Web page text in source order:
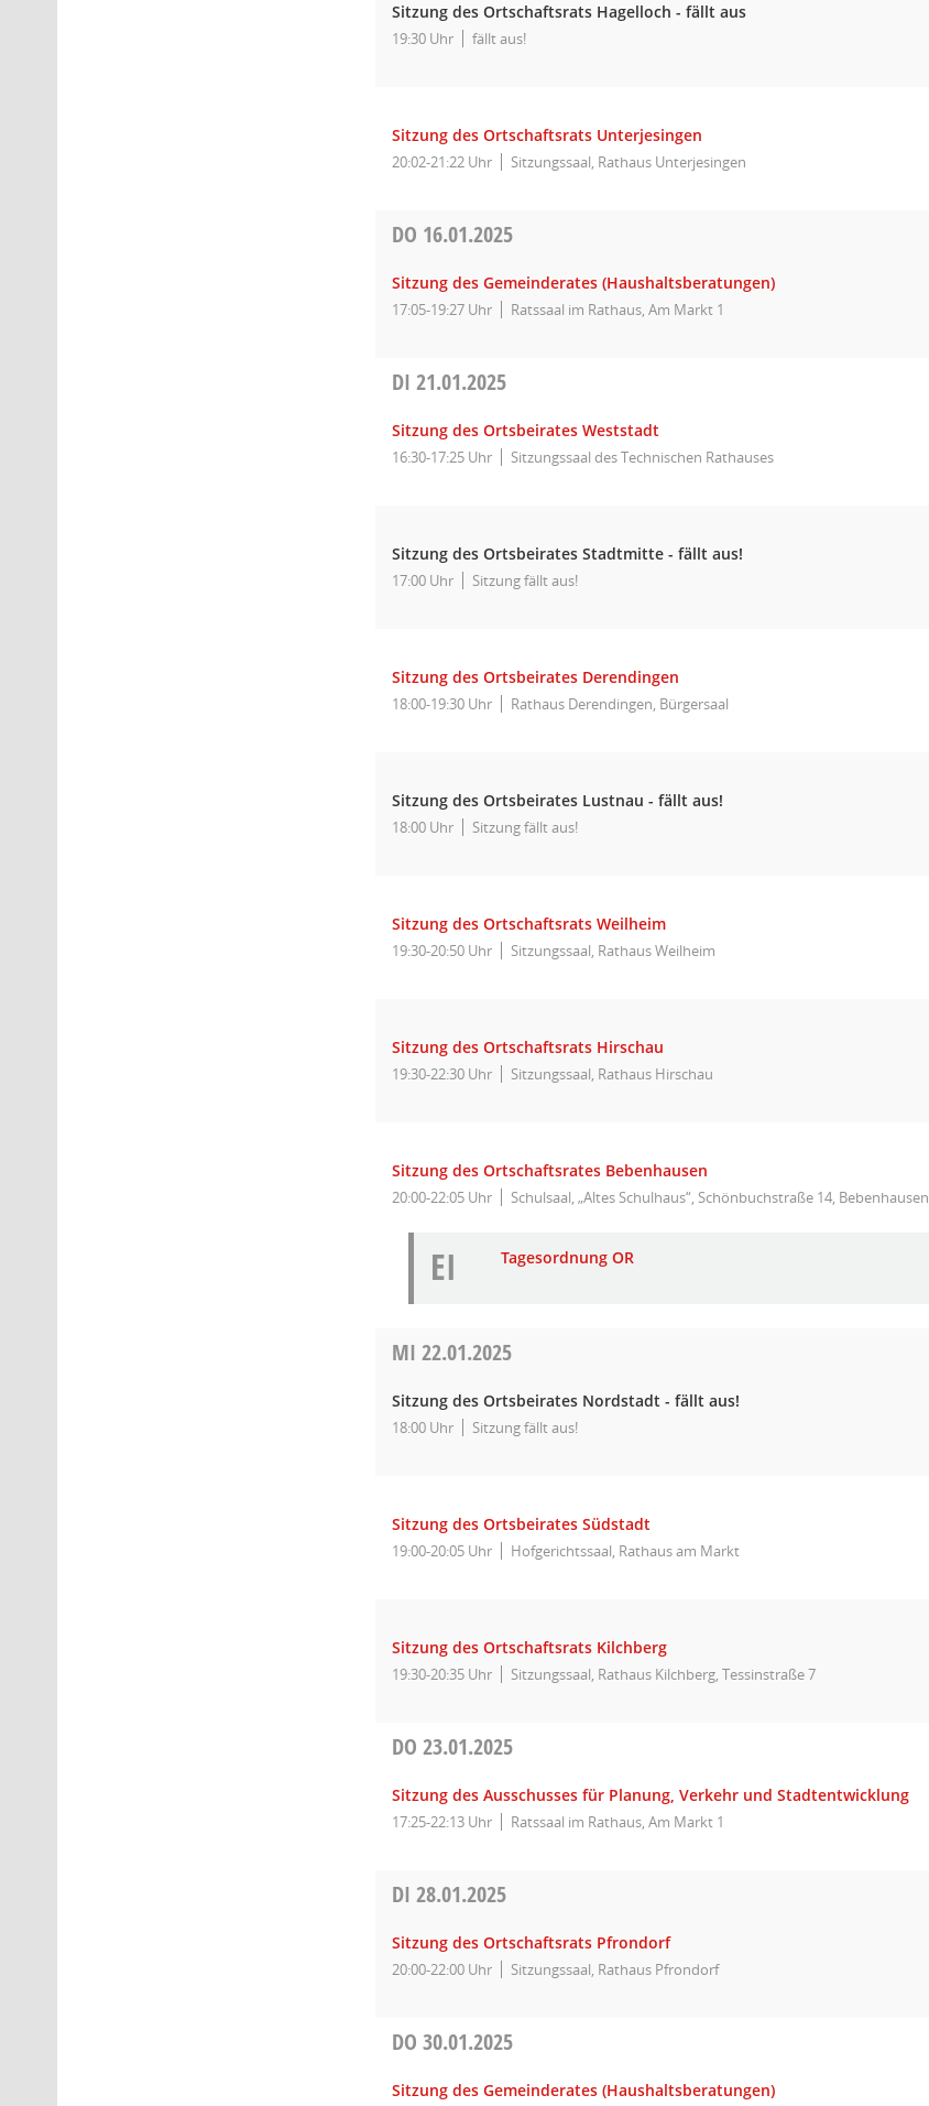
Sitzung des Ortschaftsrats Hagelloch - fällt aus
19:30 Uhr fällt aus!
Sitzung des Ortschaftsrats Unterjesingen
20:02-21:22 Uhr Sitzungssaal, Rathaus Unterjesingen
DO 16.01.2025
Sitzung des Gemeinderates (Haushaltsberatungen)
17:05-19:27 Uhr Ratssaal im Rathaus, Am Markt 1
DI21.01.2025
Sitzung des Ortsbeirates Weststadt
16:30-17:25 Uhr Sitzungssaal des Technischen Rathauses
Sitzung des Ortsbeirates Stadtmitte - fällt aus!
17:00 Uhr Sitzung fällt aus!
Sitzung des Ortsbeirates Derendingen
18:00-19:30 Uhr Rathaus Derendingen, Bürgersaal
Sitzung des Ortsbeirates Lustnau - fällt aus!
18:00 Uhr Sitzung fällt aus!
Sitzung des Ortschaftsrats Weilheim
19:30-20:50 Uhr Sitzungssaal, Rathaus Weilheim
Sitzung des Ortschaftsrats Hirschau
19:30-22:30 Uhr Sitzungssaal, Rathaus Hirschau
Sitzung des Ortschaftsrates Bebenhausen
20:00-22:05 Uhr Schulsaal, „Altes Schulhaus“, Schönbuchstraße 14, Bebenhausen
EI Tagesordnung OR
MI22.01.2025
Sitzung des Ortsbeirates Nordstadt - fällt aus!
18:00 Uhr Sitzung fällt aus!
Sitzung des Ortsbeirates Südstadt
19:00-20:05 Uhr Hofgerichtssaal, Rathaus am Markt
Sitzung des Ortschaftsrats Kilchberg
19:30-20:35 Uhr Sitzungssaal, Rathaus Kilchberg, Tessinstraße 7
DO23.01.2025
Sitzung des Ausschusses für Planung, Verkehr und Stadtentwicklung
17:25-22:13 Uhr Ratssaal im Rathaus, Am Markt 1
DI28.01.2025
Sitzung des Ortschaftsrats Pfrondorf
20:00-22:00 Uhr Sitzungssaal, Rathaus Pfrondorf
DO30.01.2025
Sitzung des Gemeinderates (Haushaltsberatungen)